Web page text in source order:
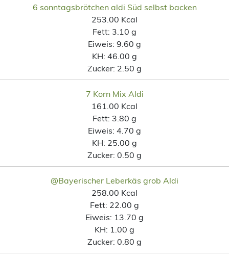
6 sonntagsbrötchen aldi Süd selbst backen
253.00 Kcal
Fett: 3.10 g
Eiweis: 9.60 g
KH: 46.00 g
Zucker: 2.50 g
7 Korn Mix Aldi
161.00 Kcal
Fett: 3.80 g
Eiweis: 4.70 g
KH: 25.00 g
Zucker: 0.50 g
@Bayerischer Leberkäs grob Aldi
258.00 Kcal
Fett: 22.00 g
Eiweis: 13.70 g
KH: 1.00 g
Zucker: 0.80 g